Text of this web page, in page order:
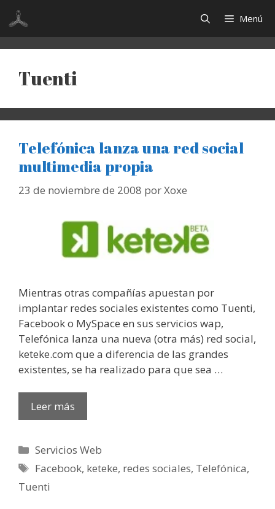
Saltar
contenido
Menú
Tuenti
Telefónica lanza una red social
multimedia propia
23 de noviembre de 2008 porXoxe
Mientras otras compañías apuestan por
implantar redes sociales existentes como Tuenti,
Facebook o MySpace en sus servicios wap,
Telefónica lanza una nueva (otra más) red social,
keteke.com que a diferencia de las grandes
existentes, se ha realizado para que sea …
Leer más
Categorías
Servicios Web
Etiquetas
Facebook, keteke, redes sociales, Telefónica,
Tuenti